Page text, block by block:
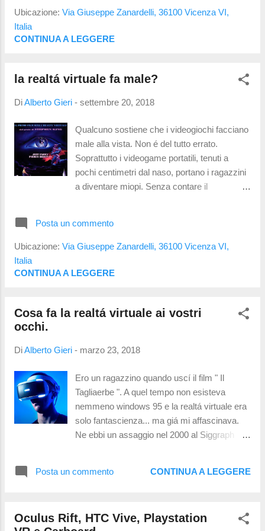
realá virtuale limitano il campo visivo a d una
copre ben 180 gradi!!!) Anche il sistema
per lo sport vision! La cosa buffa é che ho
proposti da S.V.T.A. e questo videogioco:
S.V.T.A. sta nel colpire un bersaglio rosso o
determinata sequenza e con un certo ritmo.
Vengono introdotte variabili di disturbo
dell'attenzione e dell'...
Ubicazione: Via Giuseppe Zanardelli, 36100 Vicenza VI,
Italia
CONTINUA A LEGGERE
la realtá virtuale fa male?
DiAlberto Gieri - settembre 20, 2018
Qualcuno sostiene che i videogiochi facciano
male alla vista. Non é del tutto errato.
Soprattutto i videogame portatili, tenuti a
pochi centimetri dal naso, portano i ragazzini
a diventare miopi. Senza contare il
che sono piú vicina agli ultravioletti) ed i suoi
effetti sulla retina. Meglio quindi i videogiochi
Meglio ancora il gioco all'aria aperta .
ignorarla in quanto non é piú parte
92, nel film "Il tagliaerbe" veniva utilizzato per
Nella realtá le cose sono un po'diverse. Tali
sistemi sono utilizzati oltre che per i
Posta un commento
Ubicazione: Via Giuseppe Zanardelli, 36100 Vicenza VI,
Italia
CONTINUA A LEGGERE
Cosa fa la realtá virtuale ai vostri
occhi.
DiAlberto Gieri - marzo 23, 2018
Ero un ragazzino quando uscí il film " Il
Tagliaerbe ". A quel tempo non esisteva
nemmeno windows 95 e la realtá virtuale era
solo fantascienza... ma giá mi affascinava.
Ne ebbi un assaggio nel 2000 al Siggraph
presentava erano ancora molto grezze. A
della HTC e Rift prodotto da Oculus;
Posta un commento CONTINUA A LEGGERE
Oculus Rift, HTC Vive, Playstation